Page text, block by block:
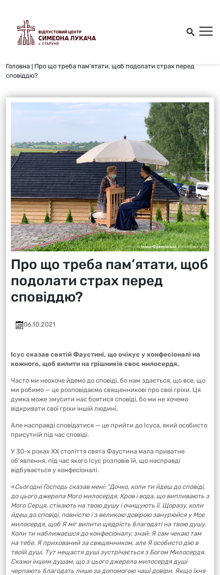
Головна | Про що треба пам’ятати, щоб подолати страх перед
сповіддю?
Про що треба пам’ятати, щоб
подолати страх перед
сповіддю?
06.10.2021
Ісус сказав святій Фаустині, що очікує у конфесіоналі на
кожного, щоб вилити на грішників своє милосердя.
Часто ми неохоче йдемо до сповіді, бо нам здається, що все, що
ми робимо — це розповідаємо священникові про свої гріхи. Ця
думка може змусити нас боятися сповіді, бо ми не хочемо
відкривати свої гріхи іншій людині.
Але насправді сповідатися — це прийти до Ісуса, який особисто
присутній під час сповіді.
У 30-х роках ХХ століття свята Фаустина мала приватне
об’явлення, під час якого Ісус розповів їй, що насправді
відбувається у конфесіоналі.
«Сьогодні Господь сказав мені: “Дочко, коли ти йдеш до сповіді,
до цього джерела Мого милосердя, Кров і вода, що випливають з
Мого Серця, стікають на твою душу і очищують її. Щоразу, коли
йдеш до сповіді, повністю і з великою довірою занурюйся у Моє
милосердя, щоб Я міг вилити щедрість благодаті на твою душу.
Коли ти наближаєшся до конфесіоналу, знай: Я сам чекаю там
на тебе. Я прихований за священником, але Я особисто дію в
твоїй душі. Тут нещастя душі зустрічається з Богом Милосердя.
Скажи іншим душам, що з цього джерела милосердя душі
черпають благодать лише за допомогою чаші довіри. Якщо їхня